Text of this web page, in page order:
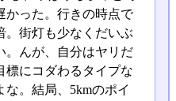
かった。行きの時点で
。街灯も少なくだいぶ
。んが、自分はヤリだ
標にコダわるタイプな
な。結局、5kmのポイ